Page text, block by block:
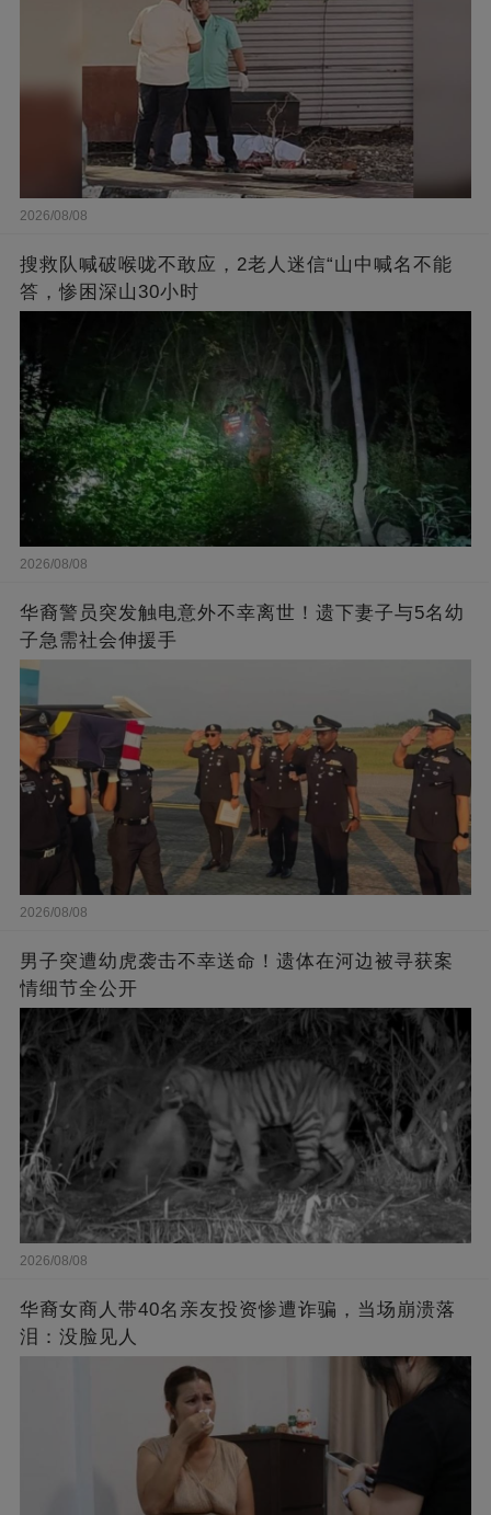
2026/08/08
搜救队喊破喉咙不敢应，2老人迷信“山中喊名不能
答，惨困深山30小时
2026/08/08
华裔警员突发触电意外不幸离世！遗下妻子与5名幼
子急需社会伸援手
2026/08/08
男子突遭幼虎袭击不幸送命！遗体在河边被寻获案
情细节全公开
2026/08/08
华裔女商人带40名亲友投资惨遭诈骗，当场崩溃落
泪：没脸见人